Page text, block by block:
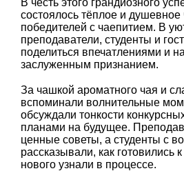
В честь этого грандиозного
состоялось тёплое и душевное
победителей с чаепитием. В
преподаватели, студенты и
поделиться впечатлениями и
заслуженным признанием.
За чашкой ароматного чая и
вспоминали волнительные
обсуждали тонкости
планами на будущее.
ценные советы, а студенты с
рассказывали, как готовились
нового узнали в процессе.